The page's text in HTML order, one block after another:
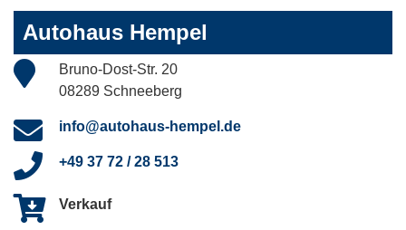
Autohaus Hempel
Bruno-Dost-Str. 20
08289 Schneeberg
info@autohaus-hempel.de
+49 37 72 / 28 513
Verkauf